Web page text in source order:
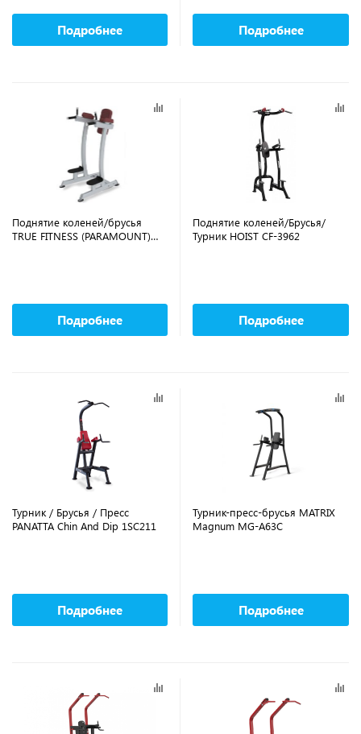
Подробнее Подробнее
Поднятие коленей/брусья
TRUE FITNESS (PARAMOUNT)
Подробнее
Поднятие коленей/Брусья/
Турник HOIST CF-3962
Подробнее
Турник / Брусья / Пресс
PANATTA Chin And Dip 1SC211
Подробнее
Турник-пресс-брусья MATRIX
Magnum MG-A63C
Подробнее